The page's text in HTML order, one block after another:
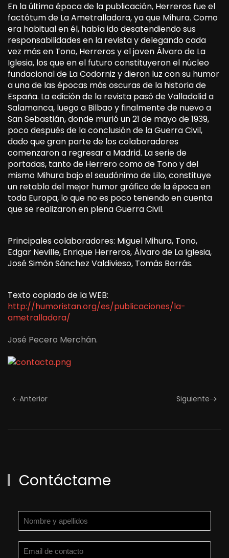
En la última época de la publicación, Herreros fue el
factótum de La Ametralladora, ya que Mihura. Como
era habitual en él, había ido desatendiendo sus
responsabilidades en la revista y delegando cada
vez más en Tono, Herreros y el joven Álvaro de La
Iglesia, los que en el futuro constituyeron el núcleo
fundacional de La Codorniz y dieron luz con su humor
a una de las épocas más oscuras de la historia de
España. La edición de la revista pasó de Valladolid a
Salamanca, luego a Bilbao y finalmente de nuevo a
San Sebastián, donde murió un 21 de mayo de 1939,
poco después de la conclusión de la Guerra Civil,
dado que gran parte de los colaboradores
comenzaron a regresar a Madrid. La serie de
portadas, tanto de Herrero como de Tono y del
mismo Mihura bajo el seudónimo de Lilo, constituye
un retablo del mejor humor gráfico de la época en
toda Europa, lo que no es poco teniendo en cuenta
que se realizaron en plena Guerra Civil.
Principales colaboradores: Miguel Mihura, Tono,
Edgar Neville, Enrique Herreros, Álvaro de La Iglesia,
José Simón Sánchez Valdivieso, Tomás Borrás.
Texto copiado de la WEB:
http://humoristan.org/es/publicaciones/la-
ametralladora/
José Pecero Merchán.
Anterior Siguiente
Contáctame